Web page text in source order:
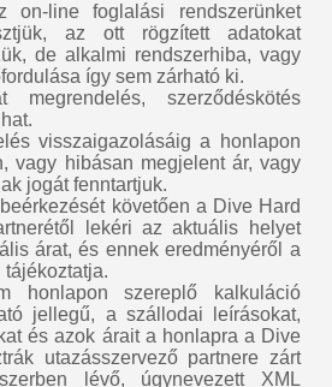
on-line foglalási rendszerünket
az ott rögzített adatokat
de alkalmi rendszerhiba, vagy
így sem zárható ki.
szerződéskötés
visszaigazolásáig a honlapon
vagy hibásan megjelent ár, vagy
jogát fenntartjuk.
követően a Dive Hard
lekéri az aktuális helyet
árat, és ennek eredményéről a
honlapon szereplő kalkuláció
jellegű, a szállodai leírásokat,
és azok árait a honlapra a Dive
utazásszervező partnere zárt
lévő, úgynevezett XML